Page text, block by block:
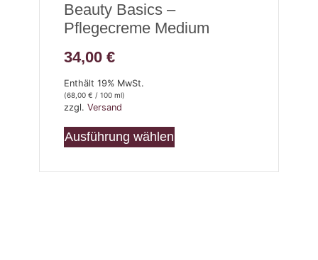
Beauty Basics –
Pflegecreme Medium
34,00 €
Enthält 19% MwSt.
(68,00 € / 100 ml)
zzgl. Versand
Ausführung wählen